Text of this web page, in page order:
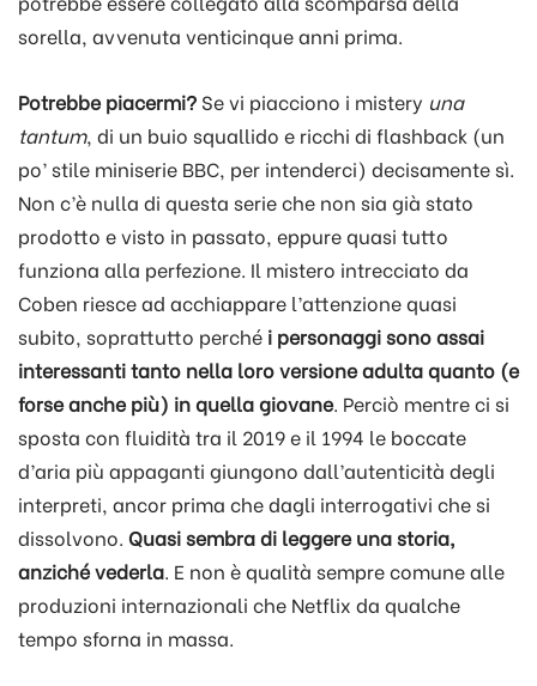
sorella, avvenuta venticinque anni prima.
Potrebbe piacermi? Se vi piacciono i mistery una
tantum, di un buio squallido e ricchi di flashback (un
po’ stile miniserie BBC, per intenderci) decisamente sì.
Non c’è nulla di questa serie che non sia già stato
prodotto e visto in passato, eppure quasi tutto
funziona alla perfezione. Il mistero intrecciato da
Coben riesce ad acchiappare l’attenzione quasi
subito, soprattutto perché i personaggi sono assai
interessanti tanto nella loro versione adulta quanto (e
forse anche più) in quella giovane. Perciò mentre ci si
sposta con fluidità tra il 2019 e il 1994 le boccate
d’aria più appaganti giungono dall’autenticità degli
interpreti, ancor prima che dagli interrogativi che si
dissolvono. Quasi sembra di leggere una storia,
anziché vederla. E non è qualità sempre comune alle
produzioni internazionali che Netflix da qualche
tempo sforna in massa.